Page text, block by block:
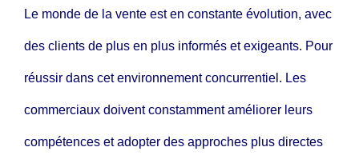
Le monde de la vente est en constante évolution, avec
des clients de plus en plus informés et exigeants. Pour
réussir dans cet environnement concurrentiel. Les
commerciaux doivent constamment améliorer leurs
compétences et adopter des approches plus directes